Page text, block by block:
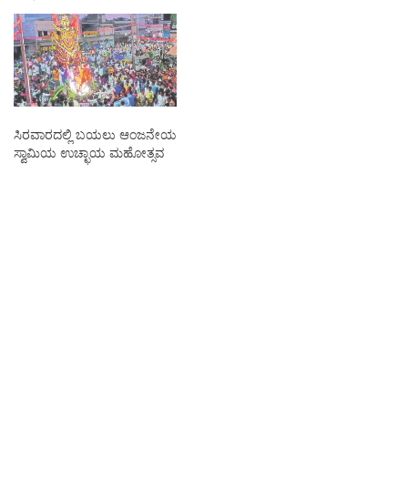
ಸಿರವಾರದಲ್ಲಿ ಬಯಲು ಆಂಜನೇಯ
ಸ್ವಾಮಿಯ ಉಚ್ಛಾಯ ಮಹೋತ್ಸವ